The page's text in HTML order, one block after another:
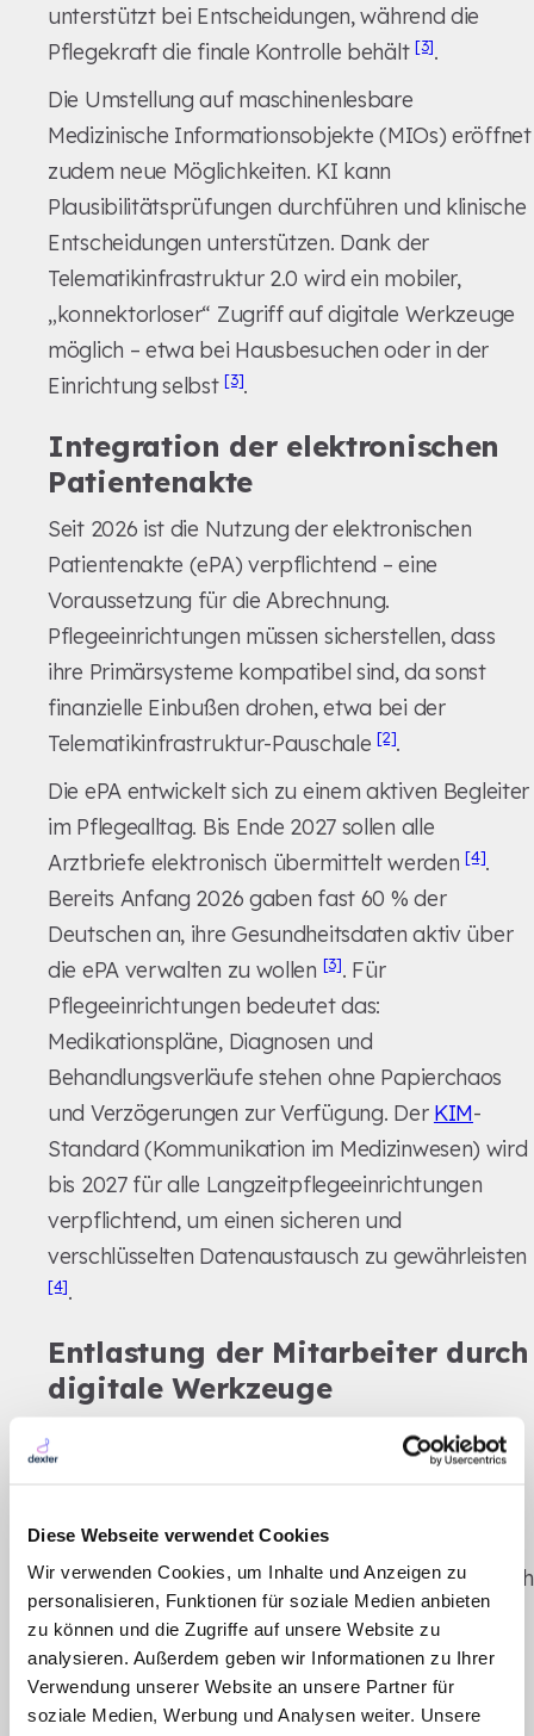
Diese Webseite verwendet Cookies
Wir verwenden Cookies, um Inhalte und Anzeigen zu
personalisieren, Funktionen für soziale Medien anbieten
zu können und die Zugriffe auf unsere Website zu
analysieren. Außerdem geben wir Informationen zu Ihrer
Verwendung unserer Website an unsere Partner für
soziale Medien, Werbung und Analysen weiter. Unsere
unterstützt bei Entscheidungen, während die
Pflegekraft die finale Kontrolle behält [3].
Die Umstellung auf maschinenlesbare
Medizinische Informationsobjekte (MIOs) eröffnet
zudem neue Möglichkeiten. KI kann
Plausibilitätsprüfungen durchführen und klinische
Entscheidungen unterstützen. Dank der
Telematikinfrastruktur 2.0 wird ein mobiler,
„konnektorloser“ Zugriff auf digitale Werkzeuge
möglich – etwa bei Hausbesuchen oder in der
Einrichtung selbst[3].
Integration der elektronischen
Patientenakte
Seit 2026 ist die Nutzung der elektronischen
Patientenakte (ePA) verpflichtend – eine
Voraussetzung für die Abrechnung.
Pflegeeinrichtungen müssen sicherstellen, dass
ihre Primärsysteme kompatibel sind, da sonst
finanzielle Einbußen drohen, etwa bei der
Telematikinfrastruktur-Pauschale[2].
Die ePA entwickelt sich zu einem aktiven Begleiter
im Pflegealltag. Bis Ende 2027 sollen alle
Arztbriefe elektronisch übermittelt werden[4].
Bereits Anfang 2026 gaben fast 60 % der
Deutschen an, ihre Gesundheitsdaten aktiv über
die ePA verwalten zu wollen [3]. Für
Pflegeeinrichtungen bedeutet das:
Medikationspläne, Diagnosen und
Behandlungsverläufe stehen ohne Papierchaos
und Verzögerungen zur Verfügung. Der KIM-
Standard (Kommunikation im Medizinwesen) wird
bis 2027 für alle Langzeitpflegeeinrichtungen
verpflichtend, um einen sicheren und
verschlüsselten Datenaustausch zu gewährleisten
[4].
Entlastung der Mitarbeiter durch
digitale Werkzeuge
Digitale Lösungen sollen den bürokratischen
Aufwand deutlich reduzieren und den
Patientenversorgung verschaffen
zusätzlicher Anreiz: Einrichtungen mit nachweislich
hoher Qualität profitieren von verlängerten
Prüfintervallen durch den MD – von einem auf
zwei Jahre
.